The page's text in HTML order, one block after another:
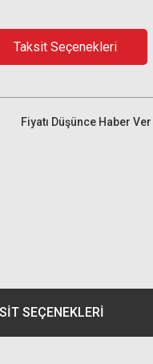
Taksit Seçenekleri
Fiyatı Düşünce Haber Ver
SEÇENEKLERI